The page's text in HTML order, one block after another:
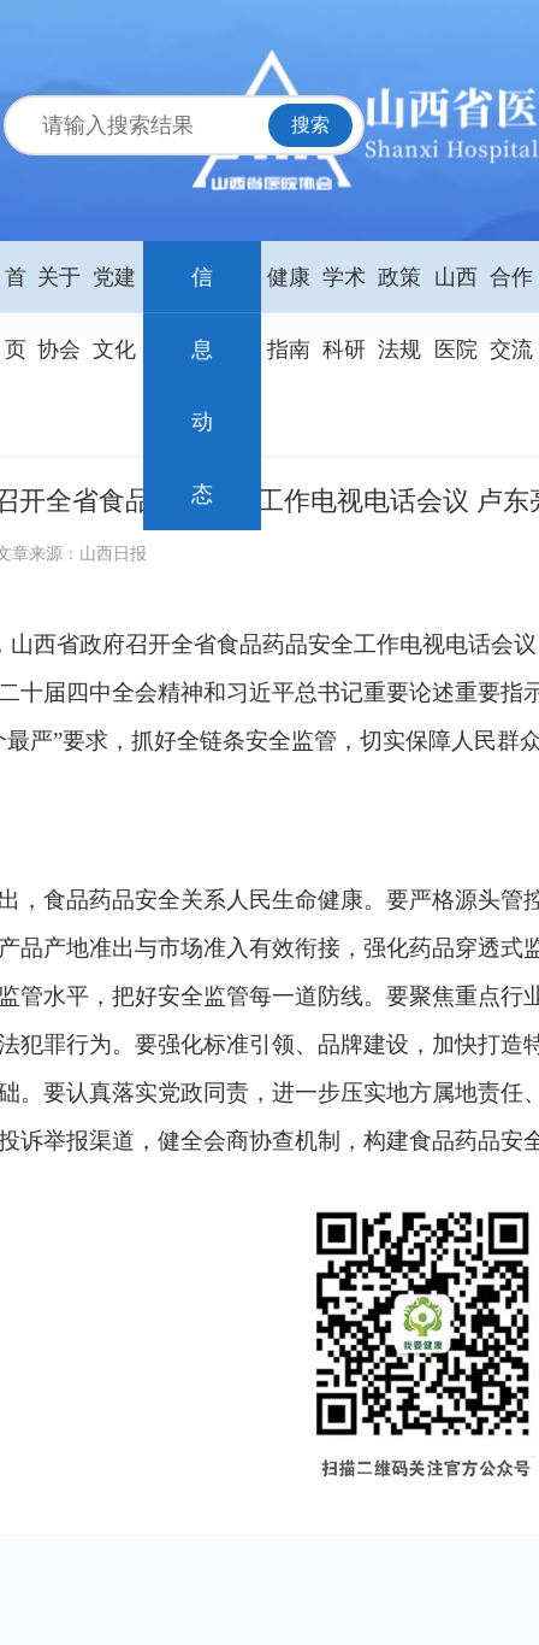
首
页
关于
协会
党建
文化
信
息
动
态
健康
指南
学术
科研
政策
法规
山西
医院
合作
交流
开全省食品药品安全工作电视电话会议 卢东
章来源： 山西日报
山西省政府召开全省食品药品安全工作电视电话会
十届四中全会精神和习近平总书记重要论述重要指
最严”要求，抓好全链条安全监管，切实保障人民群
，食品药品安全关系人民生命健康。要严格源头管
品产地准出与市场准入有效衔接，强化药品穿透式
管水平，把好安全监管每一道防线。要聚焦重点行
犯罪行为。要强化标准引领、品牌建设，加快打造
。要认真落实党政同责，进一步压实地方属地责任
诉举报渠道，健全会商协查机制，构建食品药品安